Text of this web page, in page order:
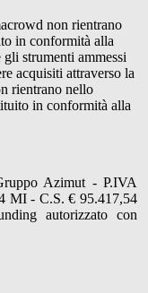
non rientrano
in conformità alla
strumenti ammessi
acquisiti attraverso la
rientrano nello
in conformità alla
Azimut - P.IVA
MI - C.S. € 95.417,54
autorizzato con